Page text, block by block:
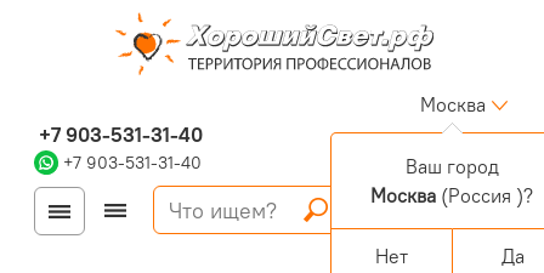
+7 903-531-31-40
+7 903-531-31-40
Москва
Войти
Регистрация
Корзина
0 позиций
Персональный раздел
Ваш город
Москва (Россия )?
Нет Да